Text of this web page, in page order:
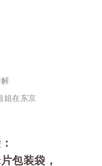
姐在东京
包装袋，